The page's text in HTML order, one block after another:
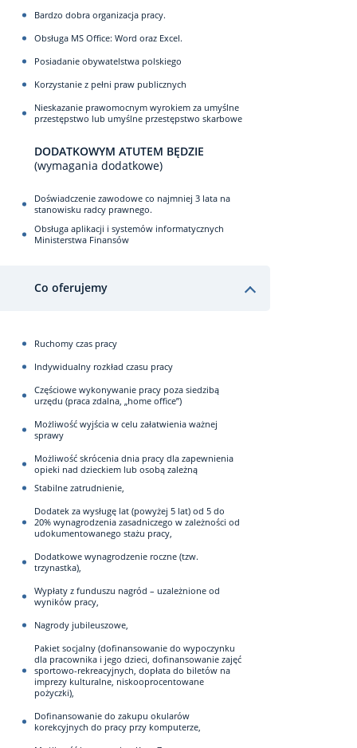
Bardzo dobra organizacja pracy.
Obsługa MS Office: Word oraz Excel.
Posiadanie obywatelstwa polskiego
Korzystanie z pełni praw publicznych
Nieskazanie prawomocnym wyrokiem za umyślne
przestępstwo lub umyślne przestępstwo skarbowe
DODATKOWYM ATUTEM BĘDZIE
(wymagania dodatkowe)
Doświadczenie zawodowe co najmniej 3 lata na
stanowisku radcy prawnego.
Obsługa aplikacji i systemów informatycznych
Ministerstwa Finansów
Co oferujemy
Ruchomy czas pracy
Indywidualny rozkład czasu pracy
Częściowe wykonywanie pracy poza siedzibą
urzędu (praca zdalna, „home office”)
Możliwość wyjścia w celu załatwienia ważnej
sprawy
Możliwość skrócenia dnia pracy dla zapewnienia
opieki nad dzieckiem lub osobą zależną
Stabilne zatrudnienie,
Dodatek za wysługę lat (powyżej 5 lat) od 5 do
20% wynagrodzenia zasadniczego w zależności od
udokumentowanego stażu pracy,
Dodatkowe wynagrodzenie roczne (tzw.
trzynastka),
Wypłaty z funduszu nagród – uzależnione od
wyników pracy,
Nagrody jubileuszowe,
Pakiet socjalny (dofinansowanie do wypoczynku
dla pracownika i jego dzieci, dofinansowanie zajęć
sportowo-rekreacyjnych, dopłata do biletów na
imprezy kulturalne, niskooprocentowane
pożyczki),
Dofinansowanie do zakupu okularów
korekcyjnych do pracy przy komputerze,